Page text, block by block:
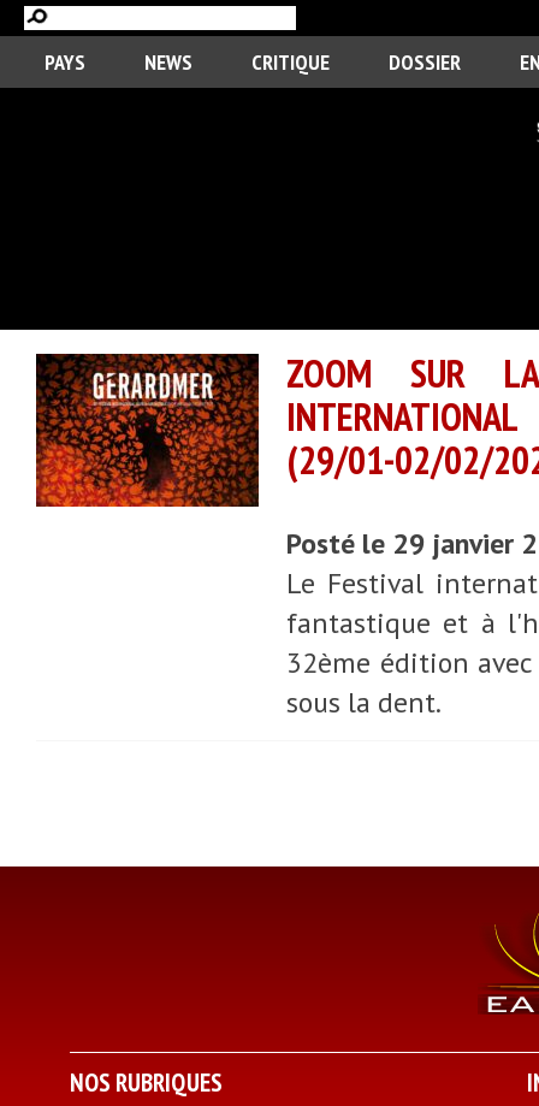
PAYS NEWS CRITIQUE DOSSIER
ZOOM SUR
(29/01-02/02/
Posté le 29 janvier
Le Festival
fantastique et à
32ème édition
sous la dent.
NOS RUBRIQUES